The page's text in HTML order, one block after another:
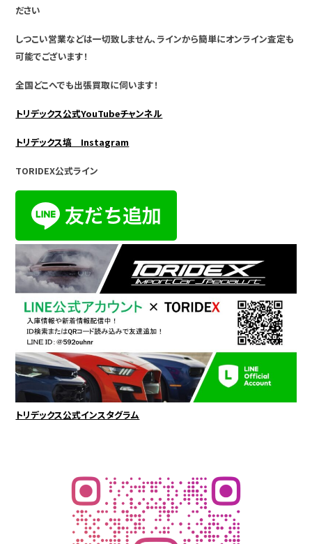
ださい
しつこい営業などは一切致しません、ラインから簡単にオンライン査定も
可能でございます！
全国どこへでも出張買取に伺います！
トリデックス公式YouTubeチャンネル
トリデックス塙 Instagram
TORIDEX公式ライン
トリデックス公式インスタグラム